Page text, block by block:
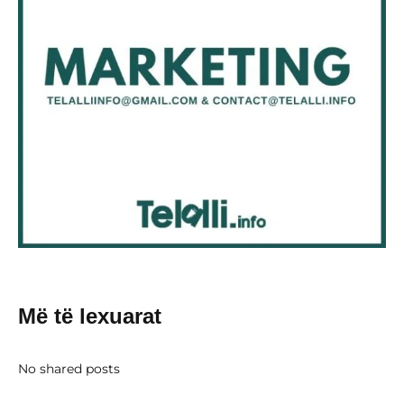
Më të lexuarat
No shared posts